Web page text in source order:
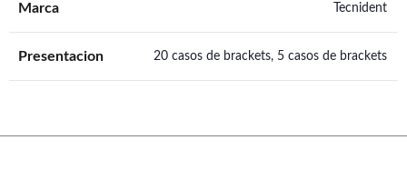
Marca Tecnident
Presentacion 20 casos de brackets, 5 casos de brackets